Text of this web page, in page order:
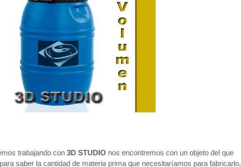
trabajando con 3D STUDIO nos encontremos con un objeto del que
saber la cantidad de materia prima que necesitaríamos para fabricarlo,